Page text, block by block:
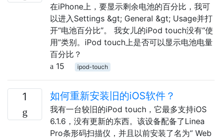
在iPhone上，要显示剩余电池的百分比，我可
以进入Settings &gt; General &gt; Usage并打
开“电池百分比”。 我女儿的iPod touch没有“使
用”类别。iPod touch上是否可以显示电池电量
百分比？
15
ipod-touch
1 如何重新安装旧的iOS软件？
我有一台较旧的iPod touch，它最多支持iOS
6.1.6，没有更新的东西。该设备配备了Linea
Pro条形码扫描仪，并且以前安装了名为“ Web